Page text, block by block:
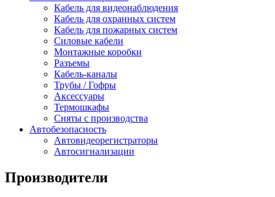
Кабель для видеонаблюдения
Кабель для охранных систем
Кабель для пожарных систем
Силовые кабели
Монтажные коробки
Разъемы
Кабель-каналы
Трубы / Гофры
Аксессуары
Термошкафы
Сняты с производства
Автобезопасность
Автовидеорегистраторы
Автосигнализации
Производители